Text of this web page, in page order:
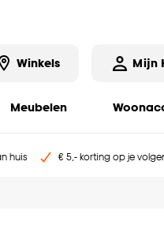
Winkels Mijn
Meubelen
huis € 5,- korting op je